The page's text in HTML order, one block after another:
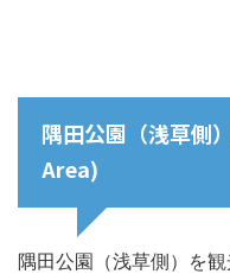
隅田公園（浅草側
Area)
隅田公園（浅草側）を